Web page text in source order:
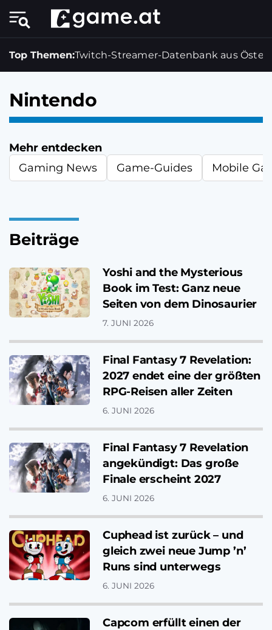
Top Themen:Twitch-Streamer-Datenbank aus
Nintendo
Mehr entdecken
Gaming News
Game-Guides Mobile
Beiträge
Yoshi and the Mysterious
Book im Test: Ganz neue
Seiten von dem Dinosaurier
7. JUNI 2026
Final Fantasy 7 Revelation:
2027 endet eine der größten
RPG-Reisen aller Zeiten
6. JUNI 2026
Final Fantasy 7 Revelation
angekündigt: Das große
Finale erscheint 2027
6. JUNI 2026
Cuphead ist zurück – und
gleich zwei neue Jump ’n’
Runs sind unterwegs
6. JUNI 2026
Capcom erfüllt einen der